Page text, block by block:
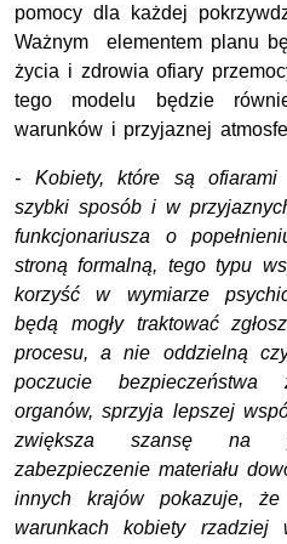
pomocy dla każdej
Ważnym elementem planu
życia i zdrowia ofiary
tego modelu będzie
warunków i przyjaznej
- Kobiety, które są ofiarami
szybki sposób i w
funkcjonariusza o
stroną formalną, tego typu
korzyść w wymiarze
będą mogły traktować
procesu, a nie oddzielną
poczucie
organów, sprzyja lepszej
zwiększa szansę na
zabezpieczenie materiału
innych krajów pokazuje, że
warunkach kobiety